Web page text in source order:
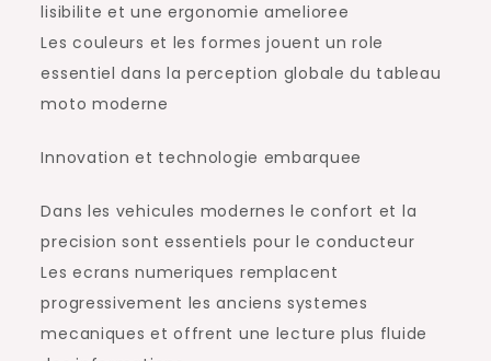
lisibilite et une ergonomie amelioree
Les couleurs et les formes jouent un role
essentiel dans la perception globale du tableau
moto moderne
Innovation et technologie embarquee
Dans les vehicules modernes le confort et la
precision sont essentiels pour le conducteur
Les ecrans numeriques remplacent
progressivement les anciens systemes
mecaniques et offrent une lecture plus fluide